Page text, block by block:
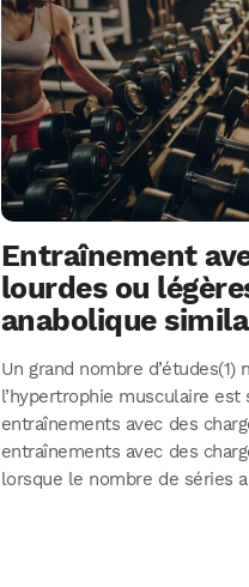
Entraînement
lourdes ou
anabolique
Un grand nombre d’études(1)
l’hypertrophie musculaire
entraînements avec des
entraînements avec des
lorsque le nombre de séries